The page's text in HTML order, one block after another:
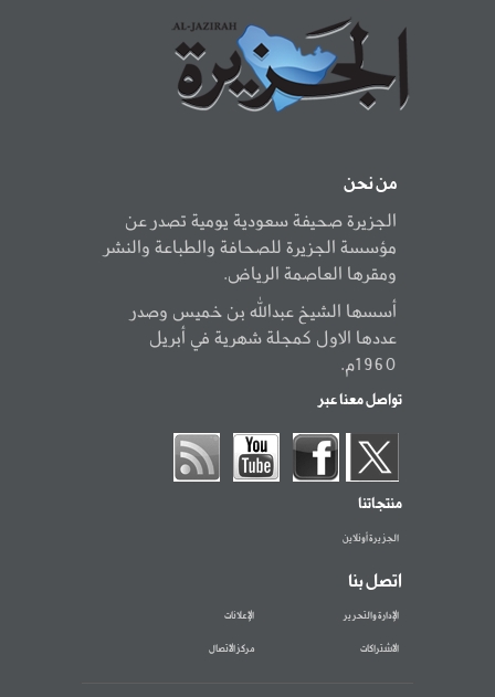
من نحن
الجزيرة صحيفة سعودية يومية تصدر عن
مؤسسة الجزيرة للصحافة والطباعة والنشر
ومقرها العاصمة الرياض.
أسسها الشيخ عبدالله بن خميس وصدر
عددها الاول كمجلة شهرية في أبريل
1960م.
تواصل معنا عبر
منتجاتنا
الجزيرة أونلاين
اتصل بنا
الإدارة والتحرير الإعلانات
الاشتراكات مركز الاتصال